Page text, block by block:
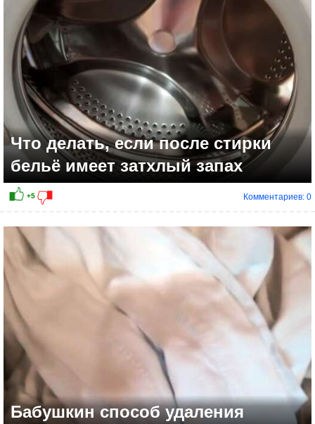
Что делать, если после стирки
бельё имеет затхлый запах
Комментариев: 0
Бабушкин способ удаления